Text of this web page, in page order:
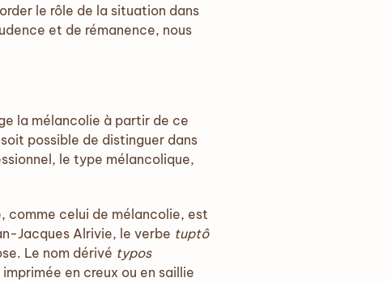
le rôle de la situation dans
et de rémanence, nous
la mélancolie à partir de ce
possible de distinguer dans
le type mélancolique,
comme celui de mélancolie, est
Jacques Alrivie, le verbe tuptô
Le nom dérivé typos
en creux ou en saillie